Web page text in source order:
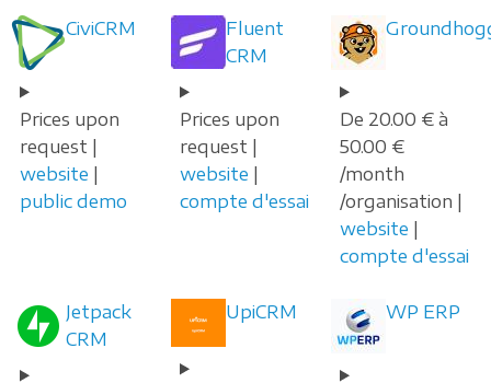
CiviCRM
Prices upon
request |
website |
public demo
Fluent
CRM
Prices upon
request |
website |
compte d'essai
De 20.00 € à
50.00 €
/month
/organisation |
website |
compte d'essai
Jetpack
CRM
UpiCRM WP ERP